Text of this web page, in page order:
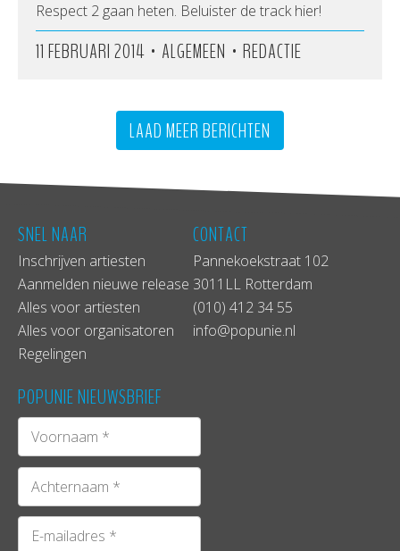
Respect 2 gaan heten. Beluister de track hier!
11 FEBRUARI 2014 • ALGEMEEN • REDACTIE
LAAD MEER BERICHTEN
SNEL NAAR
Inschrijven artiesten
Aanmelden nieuwe release
Alles voor artiesten
Alles voor organisatoren
Regelingen
CONTACT
Pannekoekstraat 102
3011LL Rotterdam
(010) 412 34 55
info@popunie.nl
POPUNIE NIEUWSBRIEF